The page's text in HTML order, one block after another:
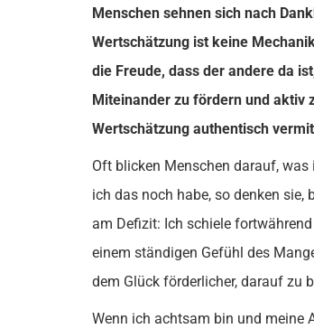
Menschen sehnen sich nach
Wertschätzung ist keine
die Freude, dass der andere da
Miteinander zu fördern und aktiv
Wertschätzung authentisch
Oft blicken Menschen darauf,
ich das noch habe, so denken
am Defizit: Ich schiele
einem ständigen Gefühl des
dem Glück förderlicher, darauf zu
Wenn ich achtsam bin und meine